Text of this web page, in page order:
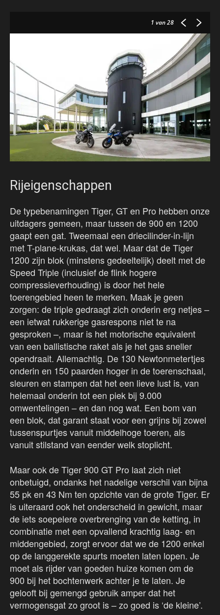
1 van 28
Rijeigenschappen
De typebenamingen Tiger, GT en Pro hebben onze
uitdagers gemeen, maar tussen de 900 en 1200
gaapt een gat. Tweemaal een driecilinder-in-lijn
met T-plane-krukas, dat wel. Maar dat de Tiger
1200 zijn blok (minstens gedeeltelijk) deelt met de
Speed Triple (inclusief de flink hogere
compressieverhouding) is door het hele
toerengebied heen te merken. Maak je geen
zorgen: de triple gedraagt zich onderin erg netjes –
een ietwat rukkerige gasrespons niet te na
gesproken –, maar is het motorische equivalent
van een ballistische raket als je het gas sneller
opendraait. Allemachtig. De 130 Newtonmetertjes
onderin en 150 paarden hoger in de toerenschaal,
sleuren en stampen dat het een lieve lust is, van
helemaal onderin tot een piek bij 9.000
omwentelingen – en dan nog wat. Een bom van
een blok, dat garant staat voor een grijns bij zowel
tussenspurtjes vanuit middelhoge toeren, als
vanuit stilstand van eender welk stoplicht.
Maar ook de Tiger 900 GT Pro laat zich niet
onbetuigd, ondanks het nadelige verschil van bijna
55 pk en 43 Nm ten opzichte van de grote Tiger. Er
is uiteraard ook het onderscheid in gewicht, maar
de iets soepelere overbrenging van de ketting, in
combinatie met een opvallend krachtig laag- en
middengebied, zorgt ervoor dat we de 1200 enkel
op de langgerekte spurts moeten laten lopen. Je
moet als rijder van goeden huize komen om de
900 bij het bochtenwerk achter je te laten. Je
gelooft bij gemengd gebruik amper dat het
vermogensgat zo groot is – zo goed is ‘de kleine’.